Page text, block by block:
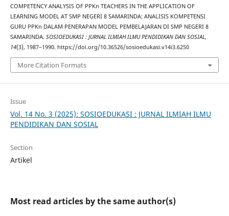
COMPETENCY ANALYSIS OF PPKn TEACHERS IN THE APPLICATION OF
LEARNING MODEL AT SMP NEGERI 8 SAMARINDA: ANALISIS KOMPETENSI
GURU PPKn DALAM PENERAPAN MODEL PEMBELAJARAN DI SMP NEGERI 8
SAMARINDA. SOSIOEDUKASI : JURNAL ILMIAH ILMU PENDIDIKAN DAN SOSIAL,
14(3), 1987–1990. https://doi.org/10.36526/sosioedukasi.v14i3.6250
More Citation Formats
Issue
Vol. 14 No. 3 (2025): SOSIOEDUKASI : JURNAL ILMIAH ILMU
PENDIDIKAN DAN SOSIAL
Section
Artikel
Most read articles by the same author(s)